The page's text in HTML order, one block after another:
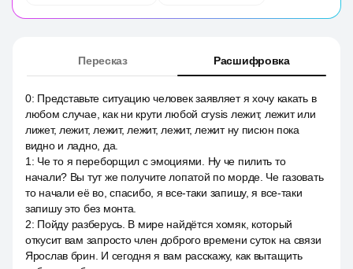
Пересказ Расшифровка
0: Представьте ситуацию человек заявляет я хочу какать в
любом случае, как ни крути любой crysis лежит, лежит или
лижет, лежит, лежит, лежит, лежит, лежит ну писюн пока
видно и ладно, да.
1 : Че то я переборщил с эмоциями. Ну че пилить то
начали? Вы тут же получите лопатой по морде. Че газовать
то начали её во, спасибо, я все-таки запишу, я все-таки
запишу это без монта.
2: Пойду разберусь. В мире найдётся хомяк, который
откусит вам запросто член доброго времени суток на связи
Ярослав брин. И сегодня я вам расскажу, как вытащить